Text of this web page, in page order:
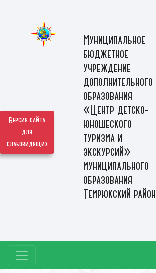
Версия сайта
для
слабовидящих
Муниципальное
бюджетное
учреждение
дополнительного
образования
«Центр детско-
юношеского
туризма и
экскурсий»
муниципального
образования
Темрюкский район